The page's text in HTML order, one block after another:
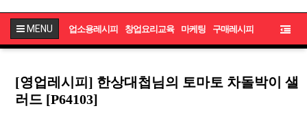
MENU 업소용레시피 창업요리교육 마케팅 구매레시피
[영업레시피] 한상대첩님의 토마토 차돌박이 샐
러드 [P64103]